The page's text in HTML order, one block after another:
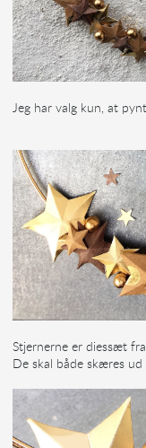
Jeg har valg kun, at
Stjernerne er diessæt
De skal både skæres